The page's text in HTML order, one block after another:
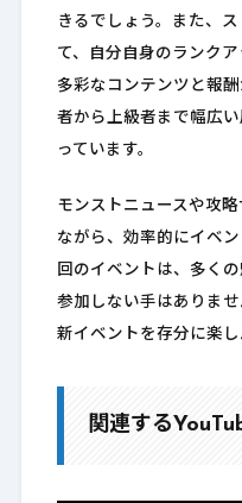
きるでしょう。また、
て、自分自身のランク
多彩なコンテンツと報
者から上級者まで幅広
っています。
モンストニュースや攻
ながら、効率的にイベ
回のイベントは、多く
参加しない手はありま
新イベントを存分に楽し
関連する